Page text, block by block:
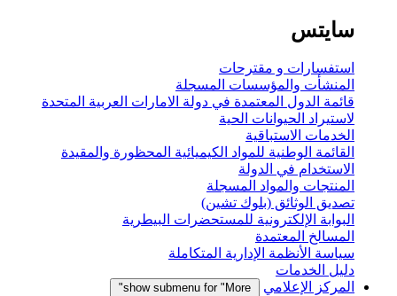
سايتس
استفسارات و مقترحات
المنشأت والمؤسسات المسجلة
قائمة الدول المعتمدة في دولة الامارات العربية المتحدة
لاستيراد الحيوانات الحية
الخدمات الاستباقية
القائمة الوطنية للمواد الكيميائية المحظورة والمقيدة
الاستخدام في الدولة
المنتجات والمواد المسجلة
تصديق الوثائق (بلوك تشين)
البوابة الإلكترونية للمستحضرات البيطرية
المسالخ المعتمدة
سياسة الأنظمة الإدارية المتكاملة
دليل الخدمات
المركز الإعلامي
show submenu for "More"